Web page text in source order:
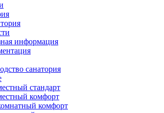
информация
санатория
стандарт
комфорт
комфорт